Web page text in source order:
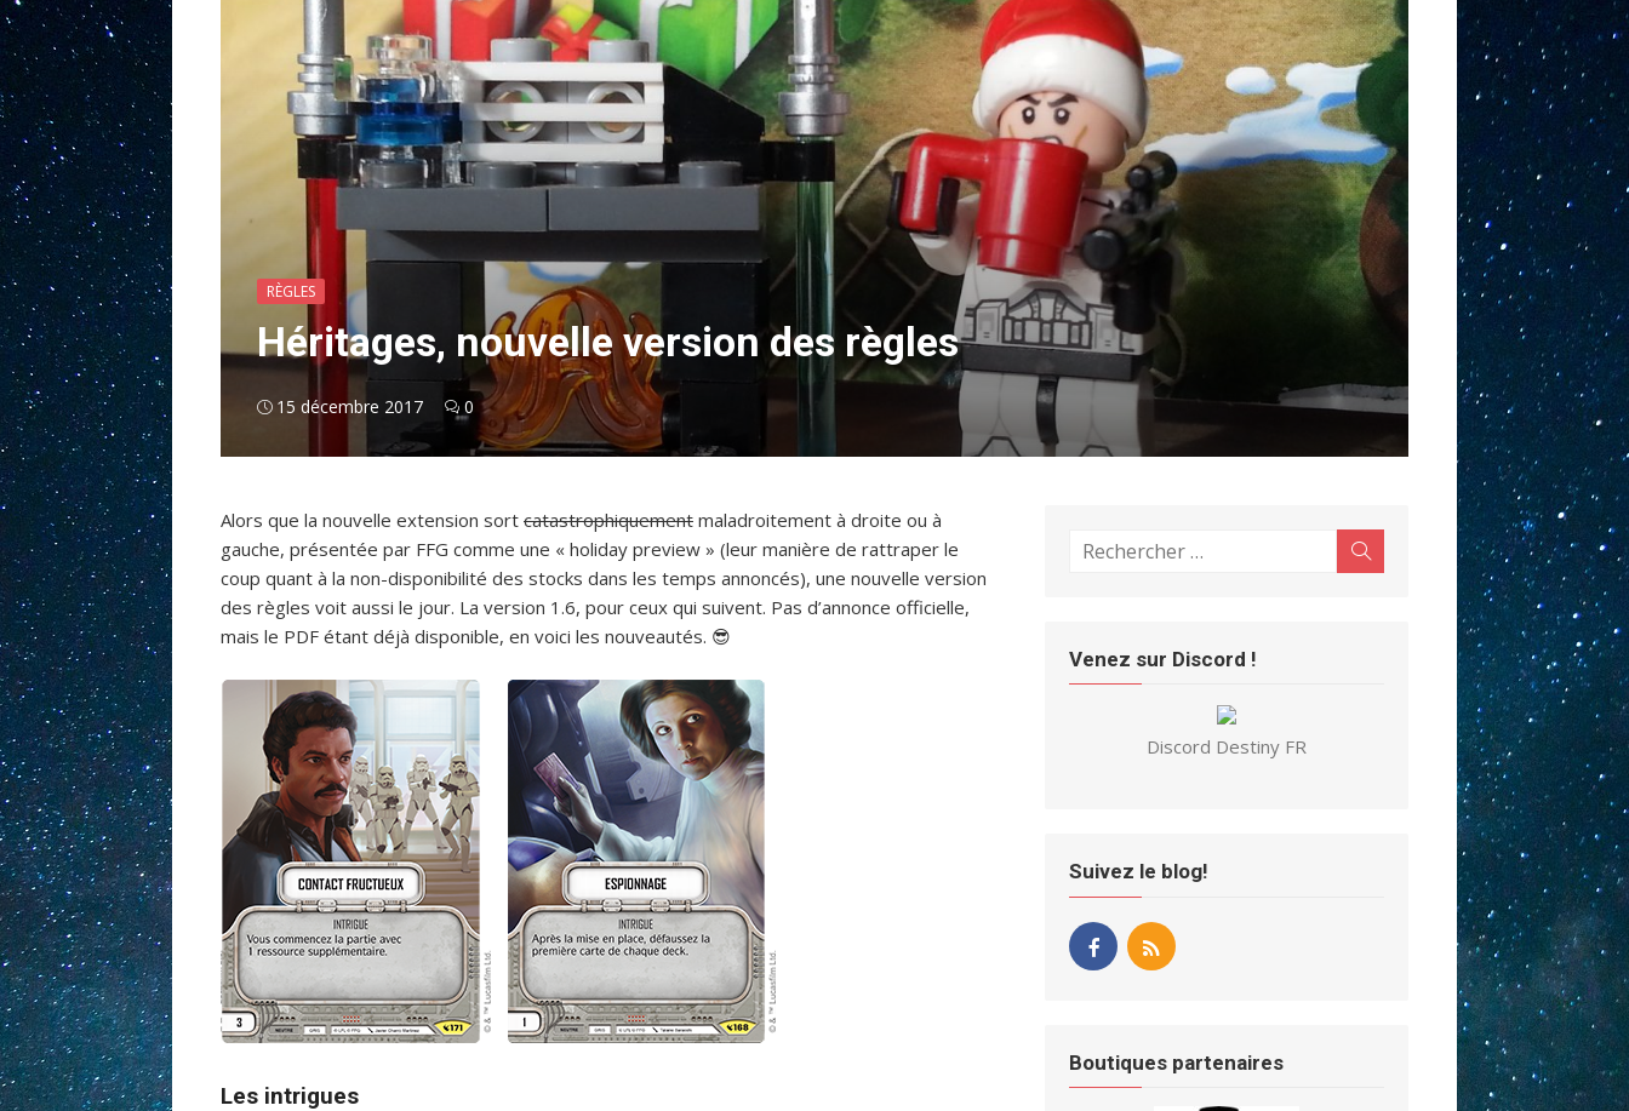
RÈGLES
Héritages, nouvelle version des règles
15 décembre 2017 0
Alors que la nouvelle extension sort catastrophiquement maladroitement à droite ou à
gauche, présentée par FFG comme une « holiday preview » (leur manière de rattraper le
coup quant à la non-disponibilité des stocks dans les temps annoncés), une nouvelle version
des règles voit aussi le jour. La version 1.6, pour ceux qui suivent. Pas d’annonce officielle,
mais le PDF étant déjà disponible, en voici les nouveautés. 😎
Les intrigues
Search
Venez sur Discord !
Discord Destiny FR
Suivez le blog!
Boutiques partenaires